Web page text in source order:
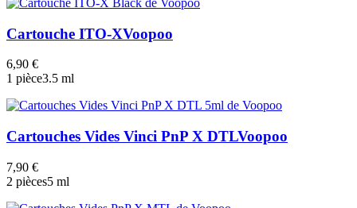
Cartouche ITO-XVoopoo
6,90 €
1 pièce3.5 ml
Cartouches Vides Vinci PnP X DTLVoopoo
7,90 €
2 pièces5 ml